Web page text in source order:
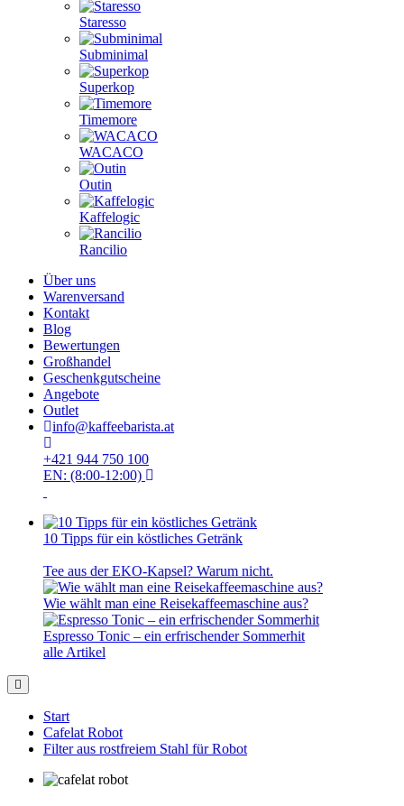
Staresso
Subminimal
Superkop
Timemore
WACACO
Outin
Kaffelogic
Rancilio
Über uns
Warenversand
Kontakt
Blog
Bewertungen
Großhandel
Geschenkgutscheine
Angebote
Outlet
info@kaffeebarista.at
+421 944 750 100
EN: (8:00-12:00)
10 Tipps für ein köstliches Getränk
Tee aus der EKO-Kapsel? Warum nicht.
Wie wählt man eine Reisekaffeemaschine aus?
Espresso Tonic – ein erfrischender Sommerhit
alle Artikel
Start
Cafelat Robot
Filter aus rostfreiem Stahl für Robot